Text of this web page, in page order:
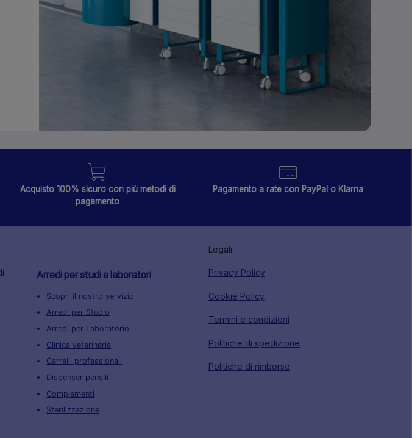
Acquisto 100% sicuro con più metodi di
pagamento
Pagamento a rate con PayPal o Klarna
Arredi per studi e laboratori
Scopri il nostro servizio
Arredi per Studio
Arredi per Laboratorio
Clinica veterinaria
Carrelli professionali
Dispenser pensili
Complementi
Sterilizzazione
Legali
Privacy Policy
Cookie Policy
Termini e condizioni
Politiche di spedizione
Politiche di rimborso